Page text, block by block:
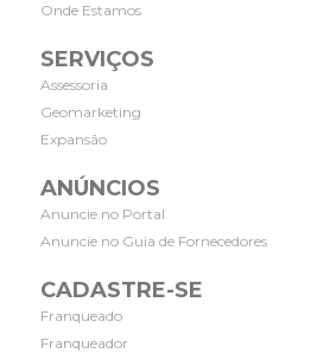
Onde Estamos
SERVIÇOS
Assessoria
Geomarketing
Expansão
ANÚNCIOS
Anuncie no Portal
Anuncie no Guia de Fornecedores
CADASTRE-SE
Franqueado
Franqueador